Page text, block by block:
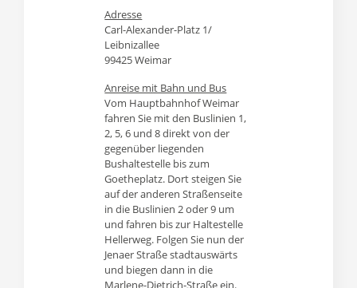
Adresse
Carl-Alexander-Platz 1/
Leibnizallee
99425 Weimar
Anreise mit Bahn und Bus
Vom Hauptbahnhof Weimar
fahren Sie mit den Buslinien 1,
2, 5, 6 und 8 direkt von der
gegenüber liegenden
Bushaltestelle bis zum
Goetheplatz. Dort steigen Sie
auf der anderen Straßenseite
in die Buslinien 2 oder 9 um
und fahren bis zur Haltestelle
Hellerweg. Folgen Sie nun der
Jenaer Straße stadtauswärts
und biegen dann in die